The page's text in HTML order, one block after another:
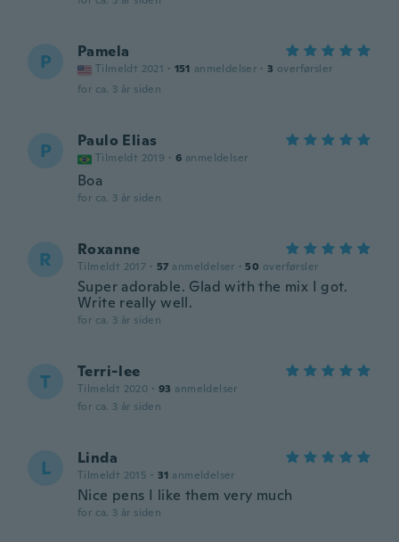
P Pamela
Tilmeldt 2021 · 151 anmeldelser · 3 overførsler
for ca. 3 år siden
P Paulo Elias
Tilmeldt 2019 · 6 anmeldelser
Boa
for ca. 3 år siden
R Roxanne
Tilmeldt 2017 · 57 anmeldelser · 50 overførsler
Super adorable. Glad with the mix I got.
Write really well.
for ca. 3 år siden
T Terri-lee
Tilmeldt 2020 · 93 anmeldelser
for ca. 3 år siden
L Linda
Tilmeldt 2015 · 31 anmeldelser
Nice pens I like them very much
for ca. 3 år siden